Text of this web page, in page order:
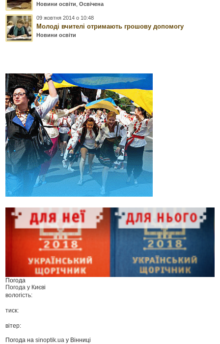
Новини освіти ,Освічена
09 жовтня 2014 о 10:48
Молоді вчителі отримають грошову допомогу
Новини освіти
Погода
Погода у Києві
вологість:
тиск:
вітер:
Погода наsinoptik.ua у Вінниці